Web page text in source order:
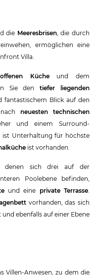
die Meeresbrisen, die durch
ermöglichen eine
Villa.
Kücheund dem
Sie dentiefer liegenden
fantastischem Blick auf den
neuesten technischen
und einem Surround-
ist Unterhaltung für höchste
ist vorhanden.
denen sich drei auf der
Poolebene befinden,
und eine private Terrasse.
vorhanden, das sich
ebenfalls auf einer Ebene
Villen-Anwesen, zu dem die